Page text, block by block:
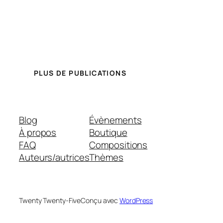
PLUS DE PUBLICATIONS
Blog
À propos
FAQ
Auteurs/autrices
Évènements
Boutique
Compositions
Thèmes
Twenty Twenty-FiveConçu avecWordPress